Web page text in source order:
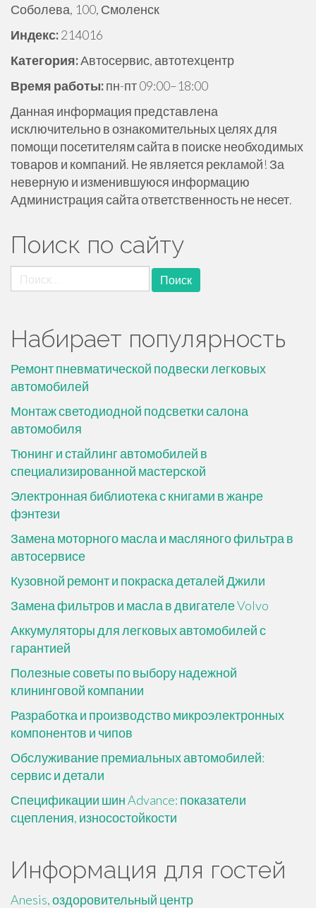
Соболева, 100, Смоленск
Индекс:214016
Категория:Автосервис, автотехцентр
Время работы:пн-пт 09:00–18:00
Данная информация представлена
исключительно в ознакомительных целях для
помощи посетителям сайта в поиске необходимых
товаров и компаний. Не является рекламой! За
неверную и изменившуюся информацию
Администрация сайта ответственность не несет.
Поиск по сайту
Найти:
Набирает популярность
Ремонт пневматической подвески легковых
автомобилей
Монтаж светодиодной подсветки салона
автомобиля
Тюнинг и стайлинг автомобилей в
специализированной мастерской
Электронная библиотека с книгами в жанре
фэнтези
Замена моторного масла и масляного фильтра в
автосервисе
Кузовной ремонт и покраска деталей Джили
Замена фильтров и масла в двигателе Volvo
Аккумуляторы для легковых автомобилей с
гарантией
Полезные советы по выбору надежной
клининговой компании
Разработка и производство микроэлектронных
компонентов и чипов
Обслуживание премиальных автомобилей:
сервис и детали
Спецификации шин Advance: показатели
сцепления, износостойкости
Информация для гостей
Anesis, оздоровительный центр